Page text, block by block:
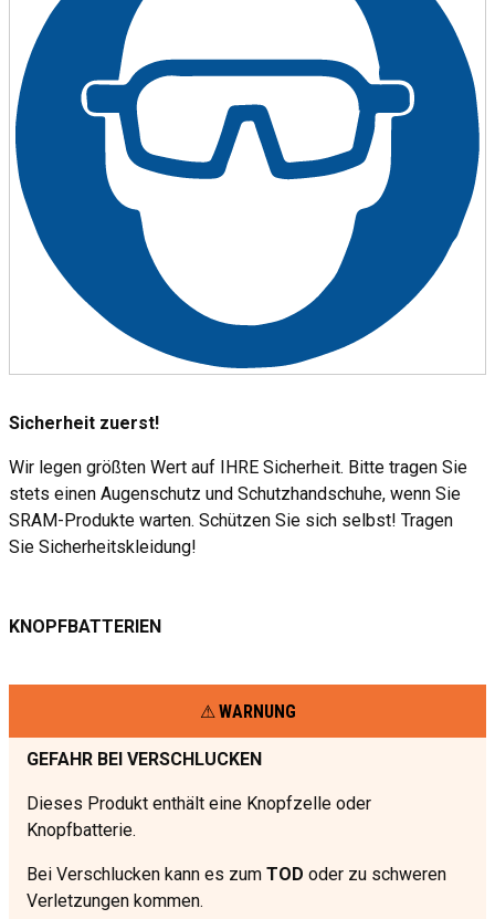
Sicherheit zuerst!
Wir legen größten Wert auf IHRE Sicherheit. Bitte tragen Sie
stets einen Augenschutz und Schutzhandschuhe, wenn Sie
SRAM-Produkte warten. Schützen Sie sich selbst! Tragen
Sie Sicherheitskleidung!
KNOPFBATTERIEN
WARNUNG
GEFAHR BEI VERSCHLUCKEN
Dieses Produkt enthält eine Knopfzelle oder
Knopfbatterie.
Bei Verschlucken kann es zum TOD oder zu schweren
Verletzungen kommen.